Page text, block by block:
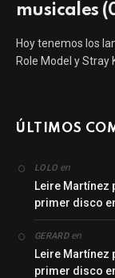
musicales
Hoy tenemos los
Role Model y Stray
ÚLTIMOS
LOLO en
Leire Martínez
primer disco
GERARDen
Leire Martínez
primer disco